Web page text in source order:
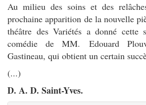
Au milieu des soins et des
prochaine apparition de la nouvelle
théâtre des Variétés a donné cette
comédie de MM. Edouard
Gastineau, qui obtient un certain
(...)
D. A. D. Saint-Yves.